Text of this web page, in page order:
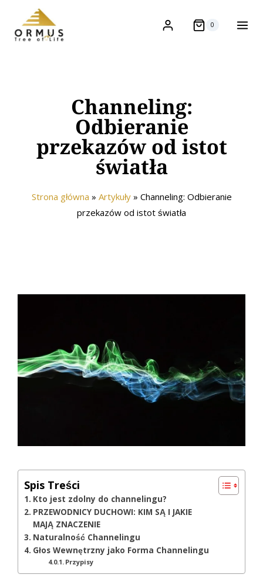
0
Channeling:
Odbieranie
przekazów od istot
światła
Strona główna » Artykuły» Channeling: Odbieranie
przekazów od istot światła
Spis Treści
Kto jest zdolny do channelingu?
PRZEWODNICY DUCHOWI: KIM SĄ I JAKIE
MAJĄ ZNACZENIE
Naturalność Channelingu
Głos Wewnętrzny jako Forma Channelingu
Przypisy